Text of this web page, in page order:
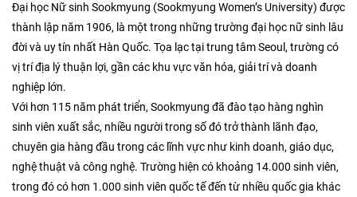
Đại học Nữ sinh Sookmyung (Sookmyung Women’s University) được
thành lập năm 1906, là một trong những trường đại học nữ sinh lâu
đời và uy tín nhất Hàn Quốc. Tọa lạc tại trung tâm Seoul, trường có
vị trí địa lý thuận lợi, gần các khu vực văn hóa, giải trí và doanh
nghiệp lớn.
Với hơn 115 năm phát triển, Sookmyung đã đào tạo hàng nghìn
sinh viên xuất sắc, nhiều người trong số đó trở thành lãnh đạo,
chuyên gia hàng đầu trong các lĩnh vực như kinh doanh, giáo dục,
nghệ thuật và công nghệ. Trường hiện có khoảng 14.000 sinh viên,
trong đó có hơn 1.000 sinh viên quốc tế đến từ nhiều quốc gia khác